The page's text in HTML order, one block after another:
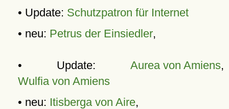
• Update: Schutzpatron für Internet
• neu: Petrus der Einsiedler,
• Update: Aurea von Amiens,
Wulfia von Amiens
• neu: Itisberga von Aire,